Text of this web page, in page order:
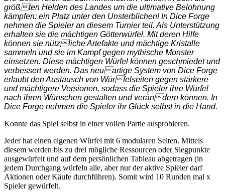
größten Helden des Landes um die ultimative Belohnung
kämpfen: ein Platz unter den Unsterblichen! In Dice Forge
nehmen die Spieler an diesem Turnier teil. Als Unterstützung
erhalten sie die mächtigen Götterwürfel. Mit deren Hilfe
können sie nützliche Artefakte und mächtige Kristalle
sammeln und sie im Kampf gegen mythische Monster
einsetzen. Diese mächtigen Würfel können geschmiedet und
verbessert werden. Das neuartige System von Dice Forge
erlaubt den Austausch von Würfelseiten gegen stärkere
und mächtigere Versionen, sodass die Spieler ihre Würfel
nach ihren Wünschen gestalten und verändern können. In
Dice Forge nehmen die Spieler ihr Glück selbst in die Hand.
Konnte das Spiel selbst in einer vollen Partie ausprobieren.
Jeder hat einen eigenen Würfel mit 6 modularen Seiten. Mittels
diesem werden bis zu drei mögliche Ressourcen oder Siegpunkte
ausgewürfelt und auf dem persönlichen Tableau abgetragen (in
jedem Durchgang würfeln alle, aber nur der aktive Spieler darf
Aktionen oder Käufe durchführen). Somit wird 10 Runden mal x
Spieler gewürfelt.